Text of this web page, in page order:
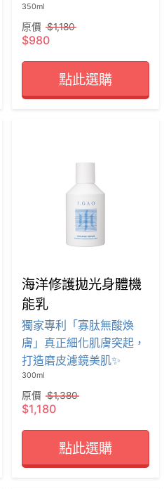
原價 $1,180
$980
點此選購
海洋修護拋光身體機
能乳
獨家專利「寡肽無酸煥
膚」真正細化肌膚突起，
打造磨皮濾鏡美肌✨
300ml
原價 $1,380
$1,180
點此選購